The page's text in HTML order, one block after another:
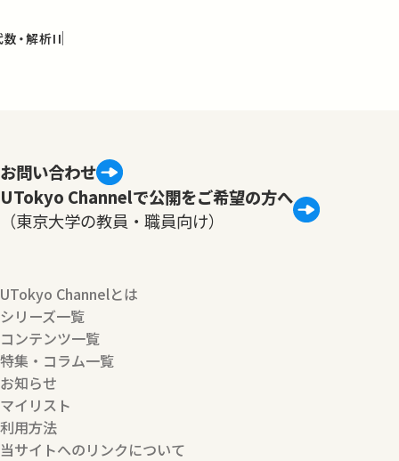
・解析II
お問い合わせ
UTokyo Channelで公開をご希望の方へ
（東京大学の教員・職員向け）
UTokyo Channelとは
シリーズ一覧
コンテンツ一覧
特集・コラム一覧
お知らせ
マイリスト
利用方法
当サイトへのリンクについて